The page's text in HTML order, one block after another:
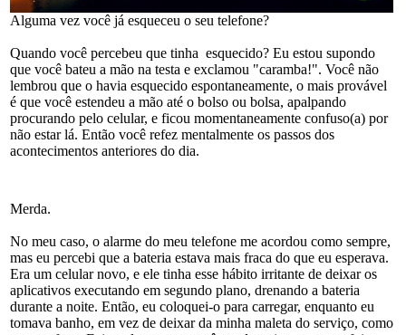
Alguma vez você já esqueceu o seu telefone?
Quando você percebeu que tinha esquecido? Eu estou supondo
que você bateu a mão na testa e exclamou "caramba!". Você não
lembrou que o havia esquecido espontaneamente, o mais provável
é que você estendeu a mão até o bolso ou bolsa, apalpando
procurando pelo celular, e ficou momentaneamente confuso(a) por
não estar lá. Então você refez mentalmente os passos dos
acontecimentos anteriores do dia.
Merda.
No meu caso, o alarme do meu telefone me acordou como sempre,
mas eu percebi que a bateria estava mais fraca do que eu esperava.
Era um celular novo, e ele tinha esse hábito irritante de deixar os
aplicativos executando em segundo plano, drenando a bateria
durante a noite. Então, eu coloquei-o para carregar, enquanto eu
tomava banho, em vez de deixar da minha maleta do serviço, como